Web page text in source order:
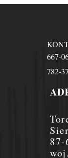
667-
782-